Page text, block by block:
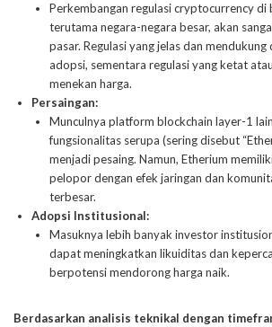
Perkembangan regulasi cryptocurrency di
terutama negara-negara besar, akan
pasar. Regulasi yang jelas dan
adopsi, sementara regulasi yang ketat
menekan harga.
Persaingan:
Munculnya platform blockchain layer-1
fungsionalitas serupa (sering disebut
menjadi pesaing. Namun, Etherium
pelopor dengan efek jaringan dan
terbesar.
Adopsi Institusional:
Masuknya lebih banyak investor
dapat meningkatkan likuiditas dan
berpotensi mendorong harga naik.
Berdasarkan analisis teknikal dengan